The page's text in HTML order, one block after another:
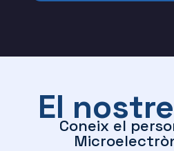
ElConeix el